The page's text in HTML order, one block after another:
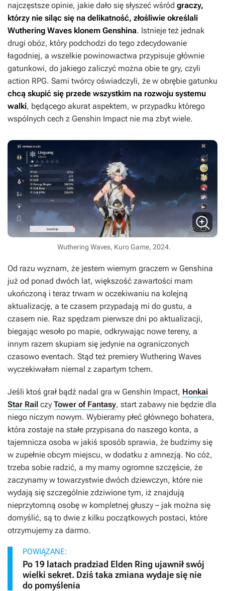
najczęstsze opinie, jakie dało się słyszeć wśród graczy,
którzy nie siląc się na delikatność, złośliwie określali
Wuthering Waves klonem Genshina. Istnieje też jednak
drugi obóz, który podchodzi do tego zdecydowanie
łagodniej, a wszelkie powinowactwa przypisuje głównie
gatunkowi, do jakiego zaliczyć można obie te gry, czyli
action RPG. Sami twórcy oświadczyli, że w obrębie gatunku
chcą skupić się przede wszystkim na rozwoju systemu
walki, będącego akurat aspektem, w przypadku którego
wspólnych cech z Genshin Impact nie ma zbyt wiele.
Wuthering Waves, Kuro Game, 2024.
Od razu wyznam, że jestem wiernym graczem w Genshina
już od ponad dwóch lat, większość zawartości mam
ukończoną i teraz trwam w oczekiwaniu na kolejną
aktualizację, a te czasem przypadają mi do gustu, a
czasem nie. Raz spędzam pierwsze dni po aktualizacji,
biegając wesoło po mapie, odkrywając nowe tereny, a
innym razem skupiam się jedynie na ograniczonych
czasowo eventach. Stąd też premiery Wuthering Waves
wyczekiwałam niemal z zapartym tchem.
Jeśli ktoś grał bądź nadal gra w Genshin Impact, Honkai
Star Rail czy Tower of Fantasy, start zabawy nie będzie dla
niego niczym nowym. Wybieramy płeć głównego bohatera,
która zostaje na stałe przypisana do naszego konta, a
tajemnicza osoba w jakiś sposób sprawia, że budzimy się
w zupełnie obcym miejscu, w dodatku z amnezją. No cóż,
trzeba sobie radzić, a my mamy ogromne szczęście, że
zaczynamy w towarzystwie dwóch dziewczyn, które nie
wydają się szczególnie zdziwione tym, iż znajdują
nieprzytomną osobę w kompletnej głuszy – jak można się
domyślić, są to dwie z kilku początkowych postaci, które
otrzymujemy za darmo.
POWIĄZANE:
Po 19 latach pradziad Elden Ring ujawnił swój
wielki sekret. Dziś taka zmiana wydaje się nie
do pomyślenia